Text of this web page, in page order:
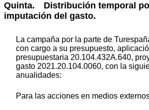
Quinta. Distribución temporal
imputación del gasto.
La campaña por la parte de
con cargo a su presupuesto,
presupuestaria 20.104.432A.640,
gasto 2021.20.104.0060, con la
anualidades:
Para las acciones en medios